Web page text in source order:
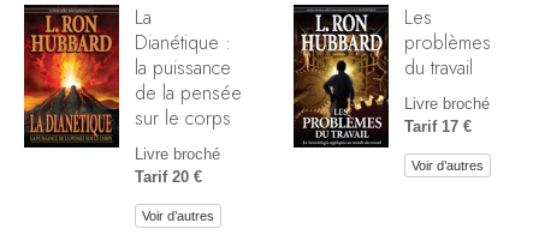
La
Dianétique :
la puissance
de la pensée
sur le corps
Livre broché
Tarif 20 €
Voir d’autres
Les
problèmes
du travail
Livre broché
Tarif 17 €
Voir d’autres